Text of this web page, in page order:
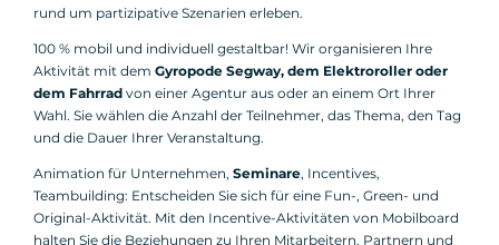
rund um partizipative Szenarien erleben.
100 % mobil und individuell gestaltbar! Wir organisieren Ihre
Aktivität mit dem Gyropode Segway, dem Elektroroller oder
dem Fahrrad von einer Agentur aus oder an einem Ort Ihrer
Wahl. Sie wählen die Anzahl der Teilnehmer, das Thema, den Tag
und die Dauer Ihrer Veranstaltung.
Animation für Unternehmen, Seminare, Incentives,
Teambuilding: Entscheiden Sie sich für eine Fun-, Green- und
Original-Aktivität. Mit den Incentive-Aktivitäten von Mobilboard
halten Sie die Beziehungen zu Ihren Mitarbeitern, Partnern und